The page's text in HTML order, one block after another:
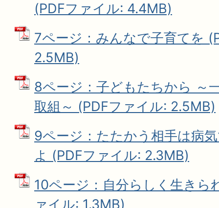
(PDFファイル: 4.4MB)
7ページ：みんなで子育てを
2.5MB)
8ページ：子どもたちから ～
取組～ (PDFファイル: 2.5MB)
9ページ：たたかう相手は病
よ (PDFファイル: 2.3MB)
10ページ：自分らしく生きら
ァイル: 1.3MB)